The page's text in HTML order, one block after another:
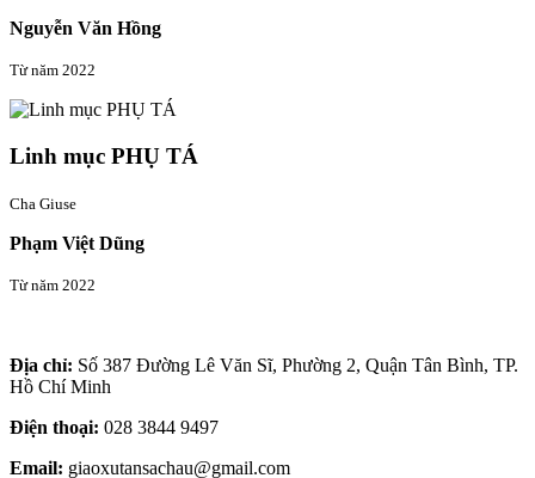
Nguyễn Văn Hồng
Từ năm 2022
Linh mục PHỤ TÁ
Cha Giuse
Phạm Việt Dũng
Từ năm 2022
Địa chỉ: Số 387 Đường Lê Văn Sĩ, Phường 2, Quận Tân Bình, TP.
Hồ Chí Minh
Điện thoại: 028 3844 9497
Email: giaoxutansachau@gmail.com